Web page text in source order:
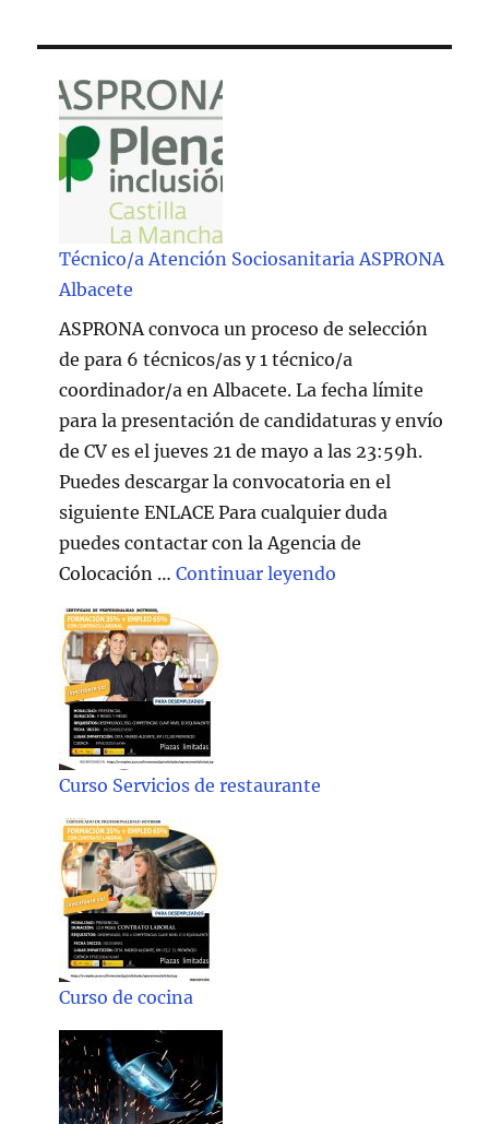
Técnico/a Atención Sociosanitaria ASPRONA
Albacete
ASPRONA convoca un proceso de selección
de para 6 técnicos/as y 1 técnico/a
coordinador/a en Albacete. La fecha límite
para la presentación de candidaturas y envío
de CV es el jueves 21 de mayo a las 23:59h.
Puedes descargar la convocatoria en el
siguiente ENLACE Para cualquier duda
puedes contactar con la Agencia de
Colocación …Continuar leyendo
Curso Servicios de restaurante
Curso de cocina